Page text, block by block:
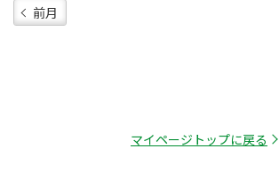
前月
マイページトップに戻る